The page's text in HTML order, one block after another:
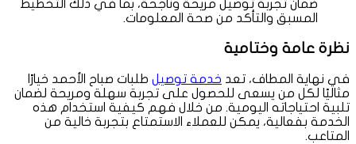
ضمان تجربة توصيل مريحة وناجحة، بما في ذلك التخطيط
المسبق والتأكد من صحة المعلومات.
نظرة عامة وختامية
في نهاية المطاف، تعد خدمة توصيل طلبات صباح الأحمد خيارًا
مثاليًا لكل من يسعى للحصول على تجربة سهلة ومريحة لضمان
تلبية احتياجاته اليومية. من خلال فهم كيفية استخدام هذه
الخدمة بفعالية، يمكن للعملاء الاستمتاع بتجربة خالية من
المتاعب.